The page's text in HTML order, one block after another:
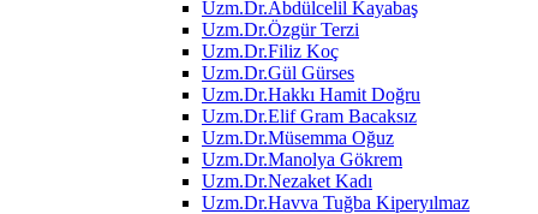
Uzm.Dr.Abdülcelil Kayabaş
Uzm.Dr.Özgür Terzi
Uzm.Dr.Filiz Koç
Uzm.Dr.Gül Gürses
Uzm.Dr.Hakkı Hamit Doğru
Uzm.Dr.Elif Gram Bacaksız
Uzm.Dr.Müsemma Oğuz
Uzm.Dr.Manolya Gökrem
Uzm.Dr.Nezaket Kadı
Uzm.Dr.Havva Tuğba Kiperyılmaz